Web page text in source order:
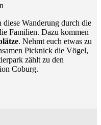
Wanderung durch die
Familien. Dazu kommen
. Nehmt euch etwas zu
Picknick die Vögel,
zählt zu den
Coburg.